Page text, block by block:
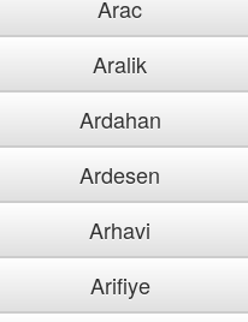
Arac
Aralik
Ardahan
Ardesen
Arhavi
Arifiye